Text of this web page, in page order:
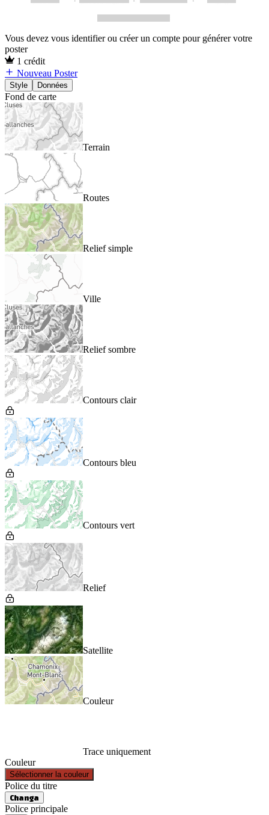
Vous devez vous identifier ou créer un compte pour générer votre
poster
1 crédit
Nouveau Poster
Style Données
Fond de carte
Terrain
Routes
Relief simple
Ville
Relief sombre
Contours clair
Contours bleu
Contours vert
Relief
Satellite
Couleur
Trace uniquement
Couleur
Sélectionner la couleur
Police du titre
Changa
Police principale